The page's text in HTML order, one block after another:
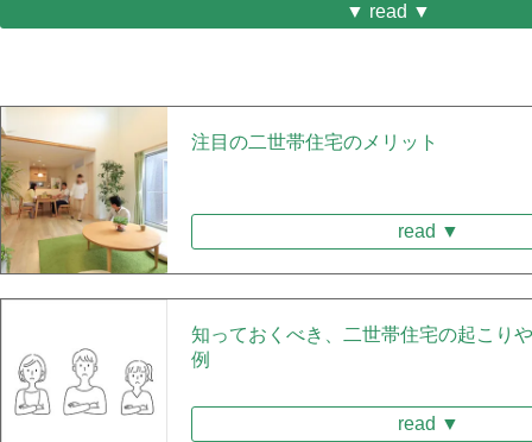
▼ read ▼
注目の二世帯住宅のメリット
read ▼
知っておくべき、二世帯住宅の起こり
例
read ▼